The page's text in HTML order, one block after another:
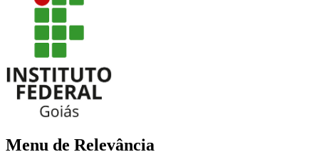
Menu de Relevância